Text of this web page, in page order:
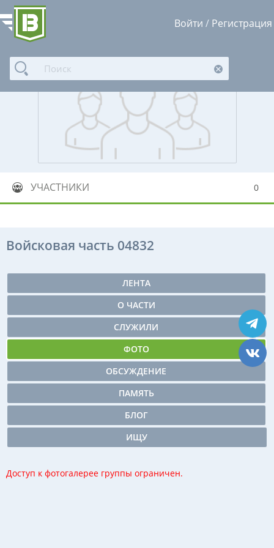
Войти / Регистрация
УЧАСТНИКИ 0
Войсковая часть 04832
ЛЕНТА
О ЧАСТИ
СЛУЖИЛИ
ФОТО
ОБСУЖДЕНИЕ
ПАМЯТЬ
БЛОГ
ИЩУ
Доступ к фотогалерее группы ограничен.